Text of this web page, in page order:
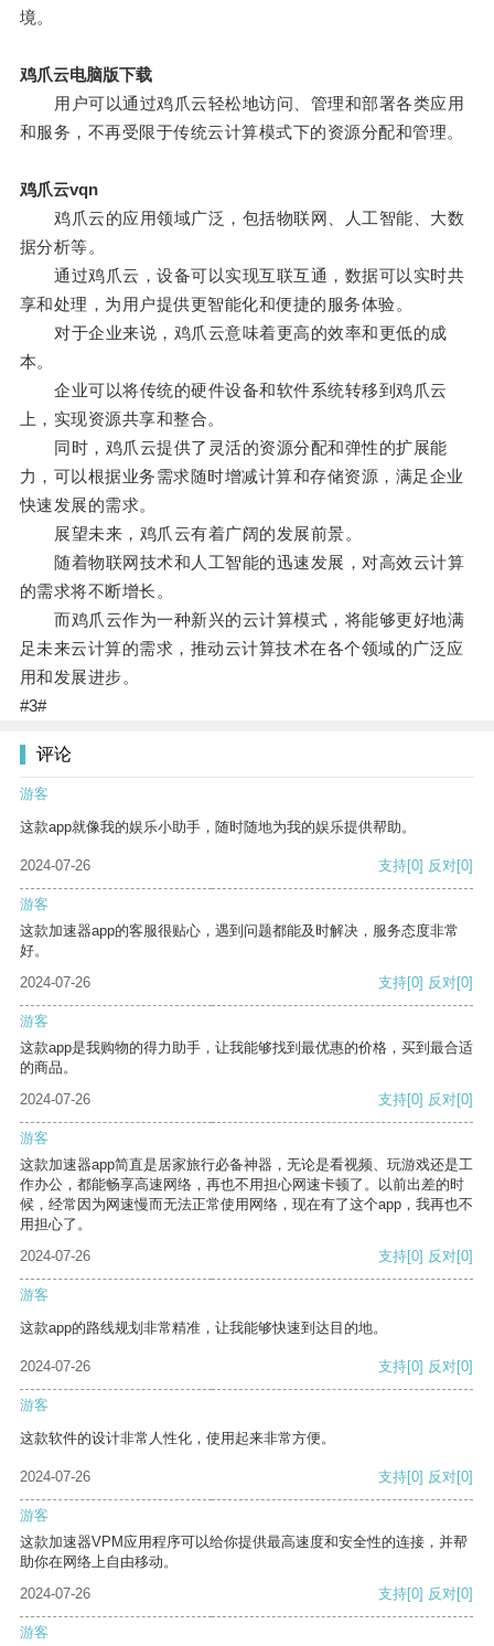
境。
鸡爪云电脑版下载
用户可以通过鸡爪云轻松地访问、管理和部署各类应用
和服务，不再受限于传统云计算模式下的资源分配和管理。
鸡爪云vqn
鸡爪云的应用领域广泛，包括物联网、人工智能、大数
据分析等。
通过鸡爪云，设备可以实现互联互通，数据可以实时共
享和处理，为用户提供更智能化和便捷的服务体验。
对于企业来说，鸡爪云意味着更高的效率和更低的成
本。
企业可以将传统的硬件设备和软件系统转移到鸡爪云
上，实现资源共享和整合。
同时，鸡爪云提供了灵活的资源分配和弹性的扩展能
力，可以根据业务需求随时增减计算和存储资源，满足企业
快速发展的需求。
展望未来，鸡爪云有着广阔的发展前景。
随着物联网技术和人工智能的迅速发展，对高效云计算
的需求将不断增长。
而鸡爪云作为一种新兴的云计算模式，将能够更好地满
足未来云计算的需求，推动云计算技术在各个领域的广泛应
用和发展进步。
#3#
评论
游客
这款app就像我的娱乐小助手，随时随地为我的娱乐提供帮助。
2024-07-26 支持[0] 反对[0]
游客
这款加速器app的客服很贴心，遇到问题都能及时解决，服务态度非常
好。
2024-07-26
支持[0] 反对[0]
游客
这款app是我购物的得力助手，让我能够找到最优惠的价格，买到最合适
的商品。
2024-07-26
支持[0] 反对[0]
游客
这款加速器app简直是居家旅行必备神器，无论是看视频、玩游戏还是工
作办公，都能畅享高速网络，再也不用担心网速卡顿了。以前出差的时
候，经常因为网速慢而无法正常使用网络，现在有了这个app，我再也不
用担心了。
2024-07-26
支持[0] 反对[0]
游客
这款app的路线规划非常精准，让我能够快速到达目的地。
2024-07-26 支持[0] 反对[0]
游客
这款软件的设计非常人性化，使用起来非常方便。
2024-07-26 支持[0] 反对[0]
游客
这款加速器VPM应用程序可以给你提供最高速度和安全性的连接，并帮
助你在网络上自由移动。
2024-07-26
支持[0] 反对[0]
游客